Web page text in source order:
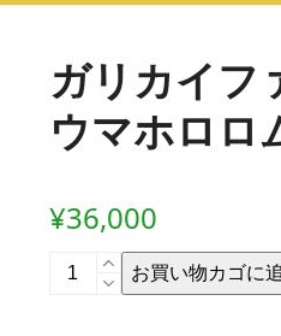
ガリカイフ
ウマホロロ
¥36,000
お買い物カゴに